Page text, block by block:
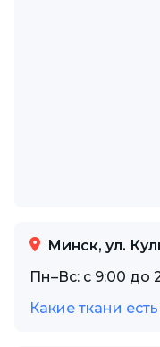
Минск, ул.
Пн–Вс: с 9:00 до
Какие ткани